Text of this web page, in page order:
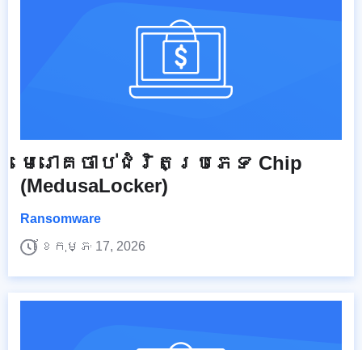
មេរោគ​ចាប់​ជំរិត​ប្រភេទ Chip
(MedusaLocker)
Ransomware
ខែកុម្ភៈ 17, 2026